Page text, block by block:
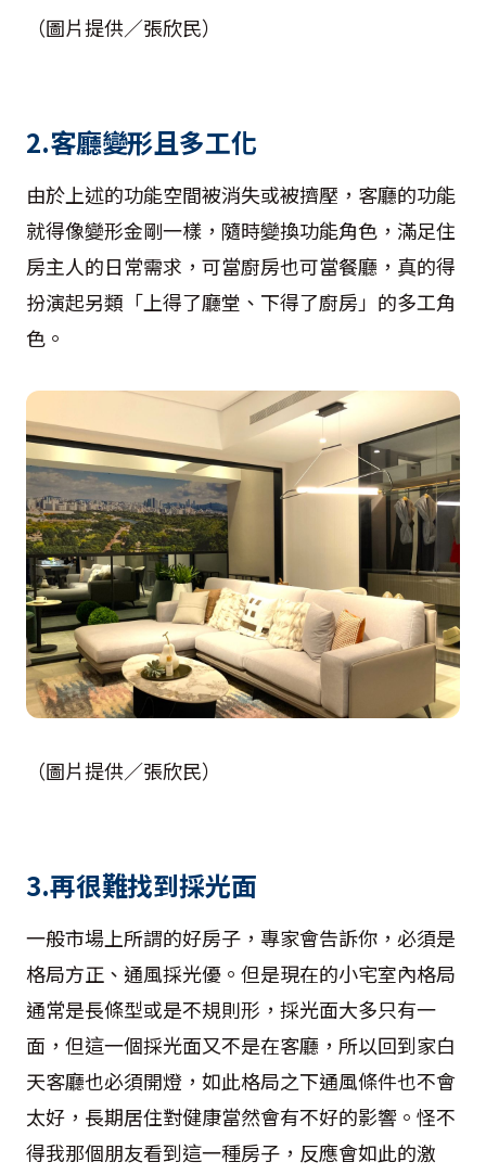
（圖片提供／張欣民）
2.客廳變形且多工化
由於上述的功能空間被消失或被擠壓，客廳的功能
就得像變形金剛一樣，隨時變換功能角色，滿足住
房主人的日常需求，可當廚房也可當餐廳，真的得
扮演起另類「上得了廳堂、下得了廚房」的多工角
色。
（圖片提供／張欣民）
3.再很難找到採光面
一般市場上所謂的好房子，專家會告訴你，必須是
格局方正、通風採光優。但是現在的小宅室內格局
通常是長條型或是不規則形，採光面大多只有一
面，但這一個採光面又不是在客廳，所以回到家白
天客廳也必須開燈，如此格局之下通風條件也不會
太好，長期居住對健康當然會有不好的影響。怪不
得我那個朋友看到這一種房子，反應會如此的激